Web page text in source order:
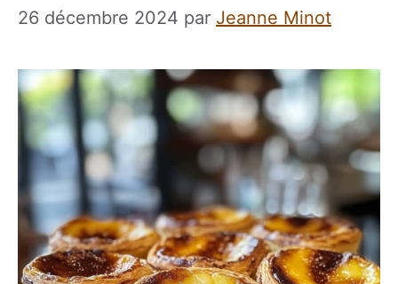
26 décembre 2024 par Jeanne Minot